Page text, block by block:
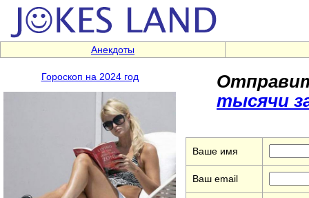
Анекдоты
Гороскоп на 2024 год
тысячи
Ваше имя
Ваш email